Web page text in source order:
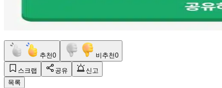
추천0 비추천0
스크랩 공유
신고
목록